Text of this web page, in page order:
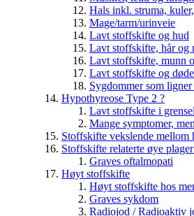
Hals inkl. struma,
Mage/tarm/urinveie
Lavt stoffskifte og hud
Lavt stoffskifte, hår og
Lavt stoffskifte, munn
Lavt stoffskifte og
Sygdommer som
Hypothyreose Type 2 ?
Lavt stoffskifte i
Mange symptomer,
Stoffskifte vekslende mellom
Stoffskifte relaterte øye
Graves oftalmopati
Høyt stoffskifte
Høyt stoffskifte hos
Graves sykdom
Radiojod / Radioaktiv